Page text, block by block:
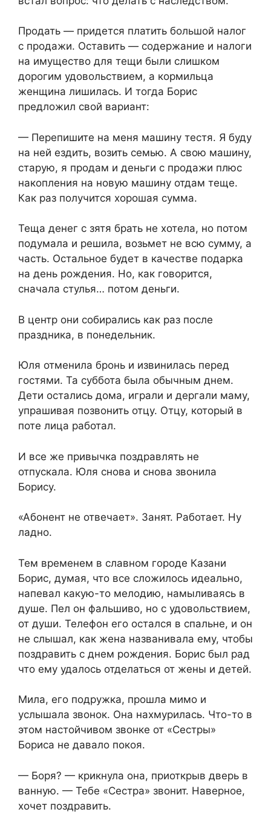
Продать — придется платить большой налог
с продажи. Оставить — содержание и налоги
на имущество для тещи были слишком
дорогим удовольствием, а кормильца
женщина лишилась. И тогда Борис
предложил свой вариант:
— Перепишите на меня машину тестя. Я буду
на ней ездить, возить семью. А свою машину,
старую, я продам и деньги с продажи плюс
накопления на новую машину отдам теще.
Как раз получится хорошая сумма.
Теща денег с зятя брать не хотела, но потом
подумала и решила, возьмет не всю сумму, а
часть. Остальное будет в качестве подарка
на день рождения. Но, как говорится,
сначала стулья… потом деньги.
В центр они собирались как раз после
праздника, в понедельник.
Юля отменила бронь и извинилась перед
гостями. Та суббота была обычным днем.
Дети остались дома, играли и дергали маму,
упрашивая позвонить отцу. Отцу, который в
поте лица работал.
И все же привычка поздравлять не
отпускала. Юля снова и снова звонила
Борису.
«Абонент не отвечает». Занят. Работает. Ну
ладно.
Тем временем в славном городе Казани
Борис, думая, что все сложилось идеально,
напевал какую-то мелодию, намыливаясь в
душе. Пел он фальшиво, но с удовольствием,
от души. Телефон его остался в спальне, и он
не слышал, как жена названивала ему, чтобы
поздравить с днем рождения. Борис был рад
что ему удалось отделаться от жены и детей.
Мила, его подружка, прошла мимо и
услышала звонок. Она нахмурилась. Что-то в
этом настойчивом звонке от «Сестры»
Бориса не давало покоя.
— Боря? — крикнула она, приоткрыв дверь в
ванную. — Тебе «Сестра» звонит. Наверное,
хочет поздравить.